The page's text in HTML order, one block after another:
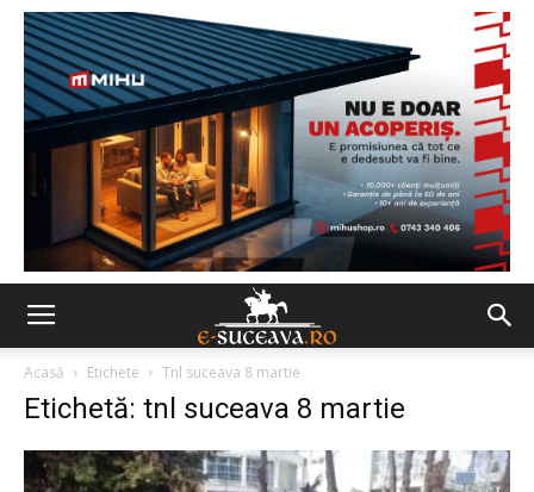
Acasă Etichete Tnl suceava 8 martie
Etichetă: tnl suceava 8 martie